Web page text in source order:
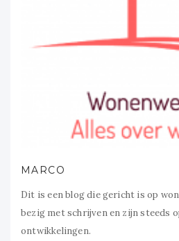
MARCO
Dit is een blog die gericht is op
bezig met schrijven en zijn steeds
ontwikkelingen.